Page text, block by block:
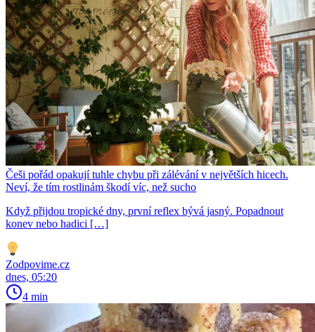
Češi pořád opakují tuhle chybu při zálévání v největších hicech.
Neví, že tím rostlinám škodí víc, než sucho
Když přijdou tropické dny, první reflex bývá jasný. Popadnout
konev nebo hadici […]
Zodpovime.cz
dnes, 05:20
4 min